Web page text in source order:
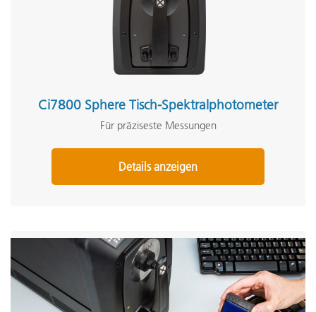
Ci7800 Sphere Tisch-Spektralphotometer
Für präziseste Messungen
Details anzeigen